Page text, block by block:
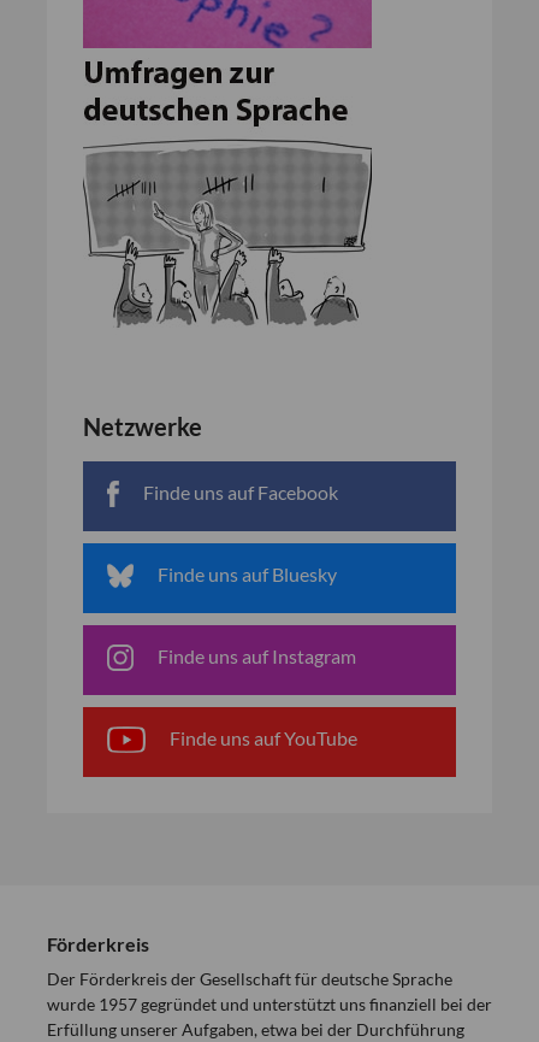
Netzwerke
Finde uns auf Facebook
Finde uns auf Bluesky
Finde uns auf Instagram
Finde uns auf YouTube
Förderkreis
Der Förderkreis der Gesellschaft für deutsche Sprache
wurde 1957 gegründet und unterstützt uns finanziell bei der
Erfüllung unserer Aufgaben, etwa bei der Durchführung